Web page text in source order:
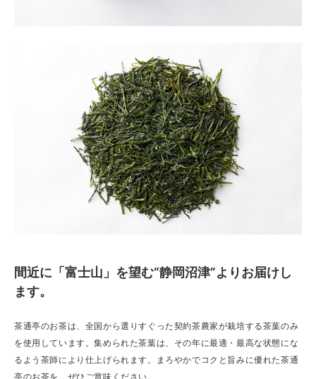
間近に「富士山」を望む“静岡沼津”よりお届けし
ます。
茶通亭のお茶は、全国から選りすぐった契約茶農家が栽培する茶葉のみ
を使用しています。集められた茶葉は、その年に最適・最高な状態にな
るよう茶師により仕上げられます。まろやかでコクと旨みに優れた茶通
亭のお茶を、ぜひご賞味ください。